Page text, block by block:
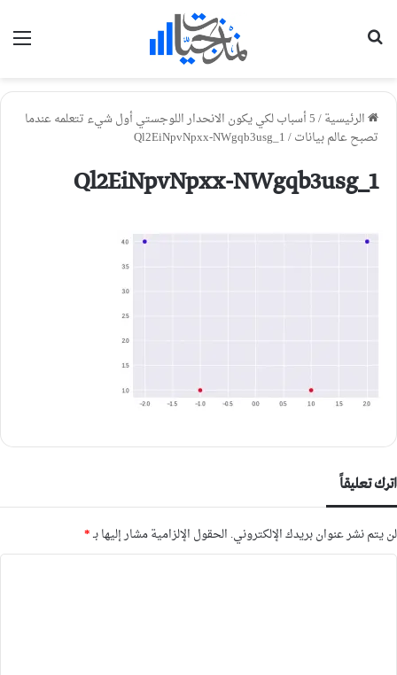
الرئيسية/ 5 أسباب لكي يكون الانحدار اللوجستي أول شيء تتعلمه عندما
تصبح عالم بيانات/
1_Ql2EiNpvNpxx-NWgqb3usg
1_Ql2EiNpvNpxx-NWgqb3usg
اترك تعليقاً
لن يتم نشر عنوان بريدك الإلكتروني. الحقول الإلزامية مشار إليها بـ*